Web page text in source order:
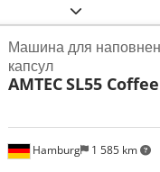
мм Для
Запрошую до співпраці!
Hamburg 1 585 km
Машина для
капсул
AMTECSL55